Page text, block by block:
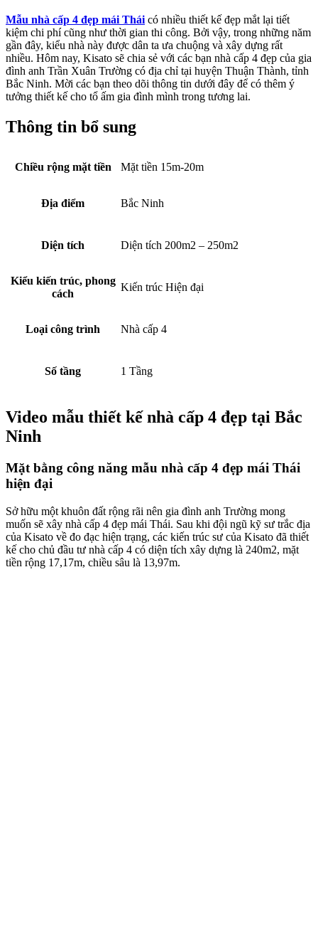
Mẫu nhà cấp 4 đẹp mái Tháicó nhiều thiết kế đẹp mắt lại tiết
kiệm chi phí cũng như thời gian thi công. Bởi vậy, trong những năm
gần đây, kiểu nhà này được dân ta ưa chuộng và xây dựng rất
nhiều. Hôm nay, Kisato sẽ chia sẻ với các bạn nhà cấp 4 đẹp của gia
đình anh Trần Xuân Trường có địa chỉ tại huyện Thuận Thành, tỉnh
Bắc Ninh. Mời các bạn theo dõi thông tin dưới đây để có thêm ý
tưởng thiết kế cho tổ ấm gia đình mình trong tương lai.
Thông tin bổ sung
Chiều rộng mặt tiền Mặt tiền 15m-20m
Địa điểm Bắc Ninh
Diện tích Diện tích 200m2 – 250m2
Kiểu kiến trúc, phong
cách
Kiến trúc Hiện đại
Loại công trình Nhà cấp 4
Số tầng 1 Tầng
Video mẫu thiết kế nhà cấp 4 đẹp tại Bắc
Ninh
Mặt bằng công năng mẫu nhà cấp 4 đẹp mái Thái
hiện đại
Sở hữu một khuôn đất rộng rãi nên gia đình anh Trường mong
muốn sẽ xây nhà cấp 4 đẹp mái Thái. Sau khi đội ngũ kỹ sư trắc địa
của Kisato về đo đạc hiện trạng, các kiến trúc sư của Kisato đã thiết
kế cho chủ đầu tư nhà cấp 4 có diện tích xây dựng là 240m2, mặt
tiền rộng 17,17m, chiều sâu là 13,97m.